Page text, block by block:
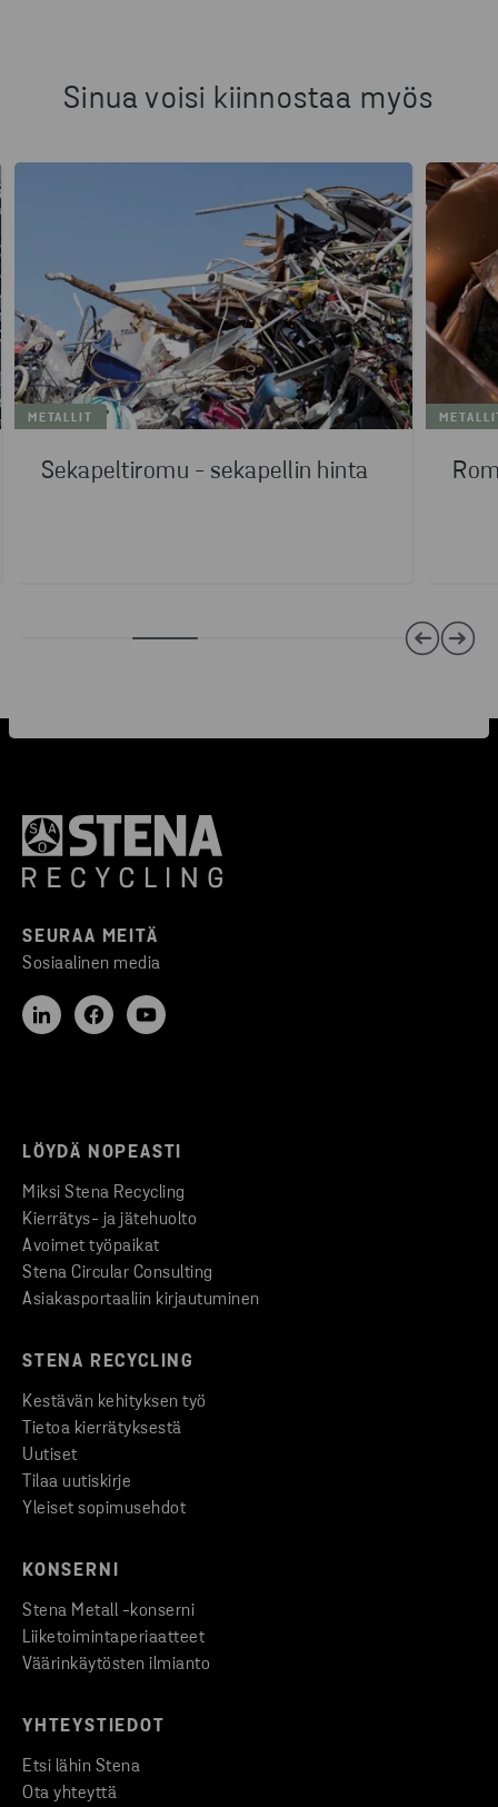
Sinua voisi kiinnostaa myös
METALLIT
Sekapeltiromu - sekapellin hinta
SEURAA MEITÄ
Sosiaalinen media
LÖYDÄ NOPEASTI
Miksi Stena Recycling
Kierrätys- ja jätehuolto
Avoimet työpaikat
Stena Circular Consulting
Asiakasportaaliin kirjautuminen
STENA RECYCLING
Kestävän kehityksen työ
Tietoa kierrätyksestä
Uutiset
Tilaa uutiskirje
Yleiset sopimusehdot
KONSERNI
Stena Metall -konserni
Liiketoimintaperiaatteet
Väärinkäytösten ilmianto
YHTEYSTIEDOT
Etsi lähin Stena
Ota yhteyttä